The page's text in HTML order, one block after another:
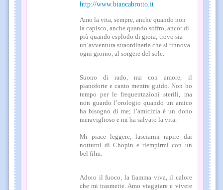
http://www.biancabrotto.it
Amo la vita, sempre, anche quando non
la capisco, anche quando soffro, ancor di
più quando esplodo di gioia; trovo sia
un’avventura straordinaria che si rinnova
ogni giorno, al sorgere del sole.
Suono di rado, ma con amore, il
pianoforte e canto mentre guido. Non ho
tempo per le frequentazioni sterili, ma
non guardo l’orologio quando un amico
ha bisogno di me; l’amicizia è un dono
meraviglioso e mi ha salvato la vita.
Mi piace leggere, lasciarmi rapire dai
notturni di Chopin e riempirmi con un
bel film.
Adoro il fuoco, la fiamma viva, il calore
che mi trasmette. Amo viaggiare e vivere